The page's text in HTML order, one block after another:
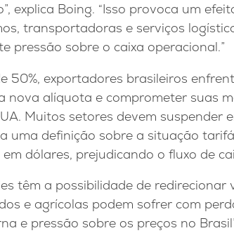
explica Boing. “Isso provoca um
transportadoras e serviços
pressão sobre o caixa operacional.”
50%, exportadores brasileiros
nova alíquota e comprometer suas
Muitos setores devem suspender
uma definição sobre a situação
dólares, prejudicando o fluxo de
têm a possibilidade de
e agrícolas podem sofrer com
e pressão sobre os preços no